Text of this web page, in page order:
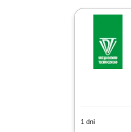
1 dni